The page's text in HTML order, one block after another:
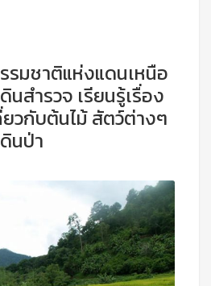
รมชาติแห่งแดนเหนือ
สำรวจ เรียนรู้เรื่อง
ยวกับต้นไม้ สัตว์ต่างๆ
นป่า